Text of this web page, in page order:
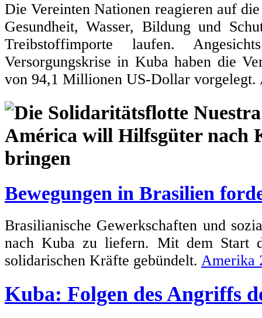
Die Vereinten Nationen reagieren auf
Gesundheit, Wasser, Bildung und
Treibstoffimporte laufen.
Versorgungskrise in Kuba haben die
von 94,1 Millionen US-Dollar vorgelegt.
Bewegungen in Brasilien
Brasilianische Gewerkschaften und
nach Kuba zu liefern. Mit dem Start
solidarischen Kräfte gebündelt. Amerika
Kuba: Folgen des Angriffs